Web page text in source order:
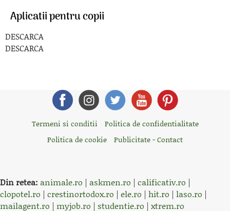
Aplicatii pentru copii
DESCARCA
DESCARCA
Termeni si conditii
Politica de confidentialitate
Politica de cookie
Publicitate - Contact
Din retea: animale.ro | askmen.ro | calificativ.ro |
clopotel.ro | crestinortodox.ro | ele.ro | hit.ro | laso.ro |
mailagent.ro | myjob.ro | studentie.ro | xtrem.ro